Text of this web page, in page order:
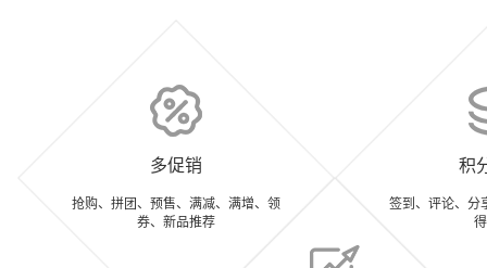
多促销
抢购、拼团、预售、满减、满增、领
券、新品推荐
积
签到、评论、分